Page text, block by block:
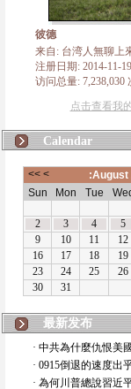
彼德
来自: 台湾人無聊上
注册日期: 2014-11-19
访问总量: 7,238,030
点击查看我
Calendar
最新发布
· 中共為什麼仇恨美
· 0915倒退的速度出
· 為何川普總說習近